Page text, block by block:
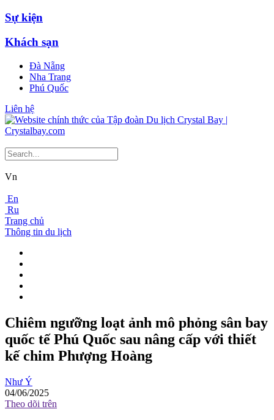
Sự kiện
Khách sạn
Đà Nẵng
Nha Trang
Phú Quốc
Liên hệ
Vn
En
Ru
Trang chủ
Thông tin du lịch
Chiêm ngưỡng loạt ảnh mô phỏng sân bay
quốc tế Phú Quốc sau nâng cấp với thiết
kế chim Phượng Hoàng
Như Ý
04/06/2025
Theo dõi trên